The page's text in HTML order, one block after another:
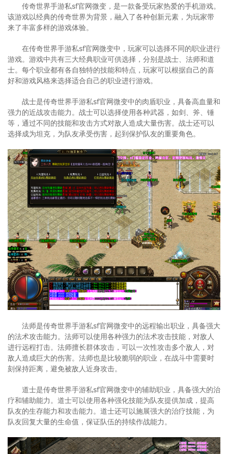
传奇世界手游私sf官网微变，是一款备受玩家热爱的手机游戏。
该游戏以经典的传奇世界为背景，融入了各种创新元素，为玩家带
来了丰富多样的游戏体验。
在传奇世界手游私sf官网微变中，玩家可以选择不同的职业进行
游戏。游戏中共有三大经典职业可供选择，分别是战士、法师和道
士。每个职业都有各自独特的技能和特点，玩家可以根据自己的喜
好和游戏风格来选择适合自己的职业进行游戏。
战士是传奇世界手游私sf官网微变中的肉盾职业，具备高血量和
强力的近战攻击能力。战士可以选择使用各种武器，如剑、斧、锤
等，通过不同的技能和攻击方式对敌人造成大量伤害。战士还可以
选择成为坦克，为队友承受伤害，起到保护队友的重要角色。
法师是传奇世界手游私sf官网微变中的远程输出职业，具备强大
的法术攻击能力。法师可以使用各种强力的法术攻击技能，对敌人
进行远程打击。法师擅长群体攻击，可以一次性攻击多个敌人，对
敌人造成巨大的伤害。法师也是比较脆弱的职业，在战斗中需要时
刻保持距离，避免被敌人近身攻击。
道士是传奇世界手游私sf官网微变中的辅助职业，具备强大的治
疗和辅助能力。道士可以使用各种强化技能为队友提供加成，提高
队友的生存能力和攻击能力。道士还可以施展强大的治疗技能，为
队友回复大量的生命值，保证队伍的持续作战能力。